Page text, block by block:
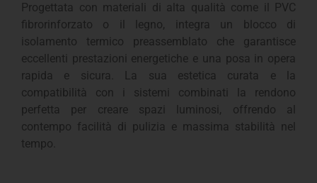
Progettata con materiali di alta qualità come il PVC
fibrorinforzato o il legno, integra un blocco di
isolamento termico preassemblato che garantisce
eccellenti prestazioni energetiche e una posa in opera
rapida e sicura. La sua estetica curata e la
compatibilità con i sistemi combinati la rendono
perfetta per creare spazi luminosi, offrendo al
contempo facilità di pulizia e massima stabilità nel
tempo.